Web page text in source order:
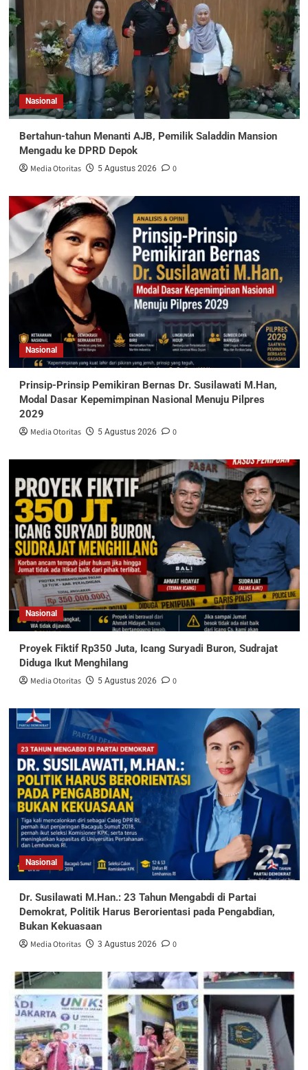
Nasional
Bertahun-tahun Menanti AJB, Pemilik Saladdin Mansion
Mengadu ke DPRD Depok
Media Otoritas 5 Agustus 2026 0
Nasional
Prinsip-Prinsip Pemikiran Bernas Dr. Susilawati M.Han,
Modal Dasar Kepemimpinan Nasional Menuju Pilpres
2029
Media Otoritas 5 Agustus 2026 0
Nasional
Proyek Fiktif Rp350 Juta, Icang Suryadi Buron, Sudrajat
Diduga Ikut Menghilang
Media Otoritas 5 Agustus 2026 0
Nasional
Dr. Susilawati M.Han.: 23 Tahun Mengabdi di Partai
Demokrat, Politik Harus Berorientasi pada Pengabdian,
Bukan Kekuasaan
Media Otoritas 3 Agustus 2026 0